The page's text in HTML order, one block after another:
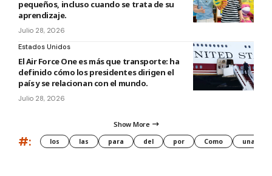
pequeños, incluso cuando se trata de su
aprendizaje.
Julio 28, 2026
Estados Unidos
El Air Force One es más que transporte: ha
definido cómo los presidentes dirigen el
país y se relacionan con el mundo.
Julio 28, 2026
Show More
#: los las para del por Como una